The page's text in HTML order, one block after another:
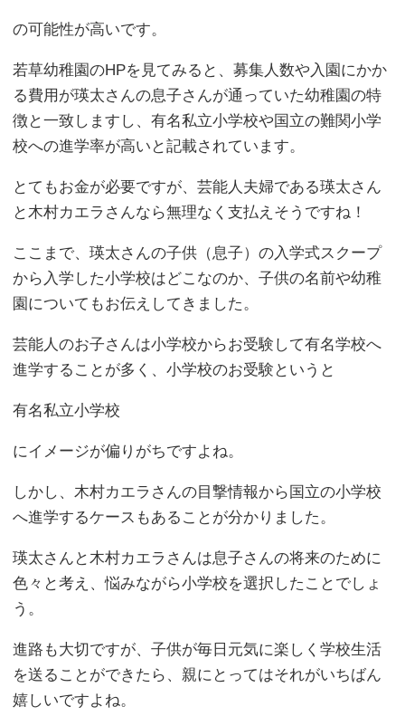
の可能性が高いです。
若草幼稚園のHPを見てみると、募集人数や入園にかか
る費用が瑛太さんの息子さんが通っていた幼稚園の特
徴と一致しますし、有名私立小学校や国立の難関小学
校への進学率が高いと記載されています。
とてもお金が必要ですが、芸能人夫婦である瑛太さん
と木村カエラさんなら無理なく支払えそうですね！
ここまで、瑛太さんの子供（息子）の入学式スクープ
から入学した小学校はどこなのか、子供の名前や幼稚
園についてもお伝えしてきました。
芸能人のお子さんは小学校からお受験して有名学校へ
進学することが多く、小学校のお受験というと
有名私立小学校
にイメージが偏りがちですよね。
しかし、木村カエラさんの目撃情報から国立の小学校
へ進学するケースもあることが分かりました。
瑛太さんと木村カエラさんは息子さんの将来のために
色々と考え、悩みながら小学校を選択したことでしょ
う。
進路も大切ですが、子供が毎日元気に楽しく学校生活
を送ることができたら、親にとってはそれがいちばん
嬉しいですよね。